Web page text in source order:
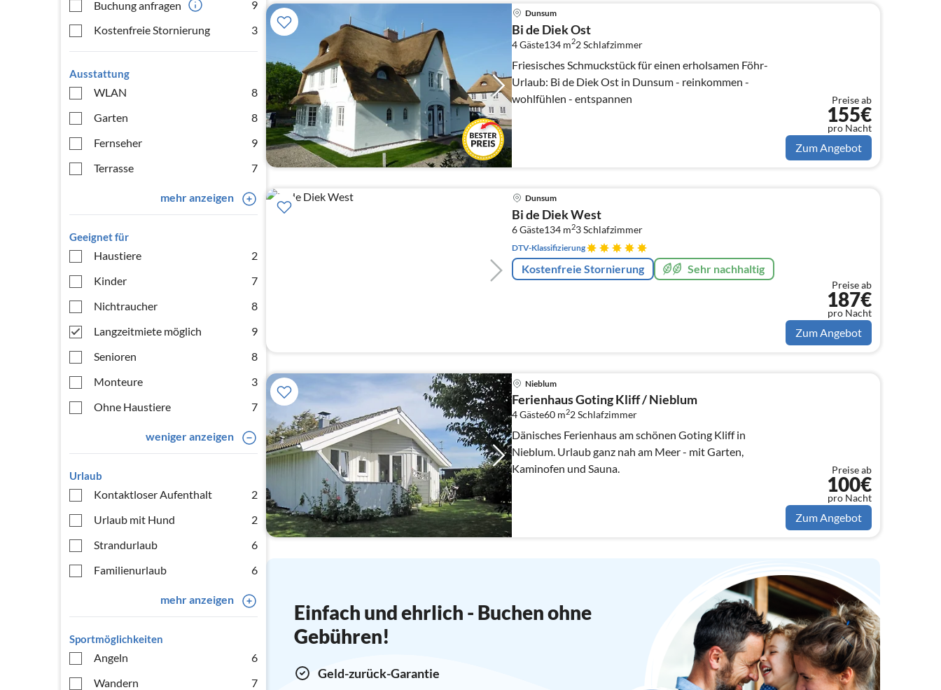
Buchung anfragen
9
Kostenfreie Stornierung
3
Ausstattung
WLAN
8
Garten
8
Fernseher
9
Terrasse
7
mehr anzeigen
Geeignet für
Haustiere
2
Kinder
7
Nichtraucher
8
Langzeitmiete möglich
9
Senioren
8
Monteure
3
Ohne Haustiere
7
weniger anzeigen
Urlaub
Kontaktloser Aufenthalt
2
Urlaub mit Hund
2
Strandurlaub
6
Familienurlaub
6
mehr anzeigen
Sportmöglichkeiten
Angeln
6
Wandern
7
Dunsum
Bi de Diek Ost
4 Gäste134 m22Schlafzimmer
Friesisches Schmuckstück für einen erholsamen Föhr-
Urlaub: Bi de Diek Ost in Dunsum - reinkommen -
wohlfühlen - entspannen
Preise ab
155€
pro Nacht
Zum Angebot
Dunsum
Bi de Diek West
6 Gäste134 m23Schlafzimmer
DTV-Klassifizierung
Kostenfreie Stornierung Sehr nachhaltig
Preise ab
187€
pro Nacht
Zum Angebot
Nieblum
Ferienhaus Goting Kliff / Nieblum
4 Gäste60 m22Schlafzimmer
Dänisches Ferienhaus am schönen Goting Kliff in
Nieblum. Urlaub ganz nah am Meer - mit Garten,
Kaminofen und Sauna.
Preise ab
100€
pro Nacht
Zum Angebot
Einfach und ehrlich - Buchen ohne
Gebühren!
Geld-zurück-Garantie